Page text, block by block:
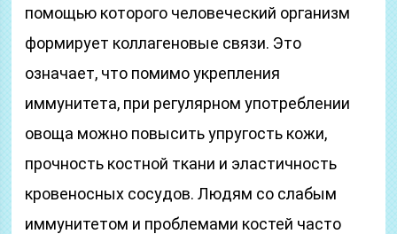
помощью которого человеческий организм
формирует коллагеновые связи. Это
означает, что помимо укрепления
иммунитета, при регулярном употреблении
овоща можно повысить упругость кожи,
прочность костной ткани и эластичность
кровеносных сосудов. Людям со слабым
иммунитетом и проблемами костей часто